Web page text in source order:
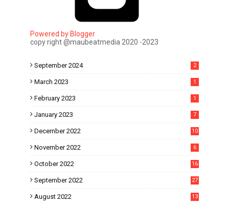
Powered by Blogger
copy right @maubeatmedia 2020 -2023
September 2024 2
March 2023 1
February 2023 1
January 2023 7
December 2022 10
November 2022 6
October 2022 16
September 2022 27
August 2022 13